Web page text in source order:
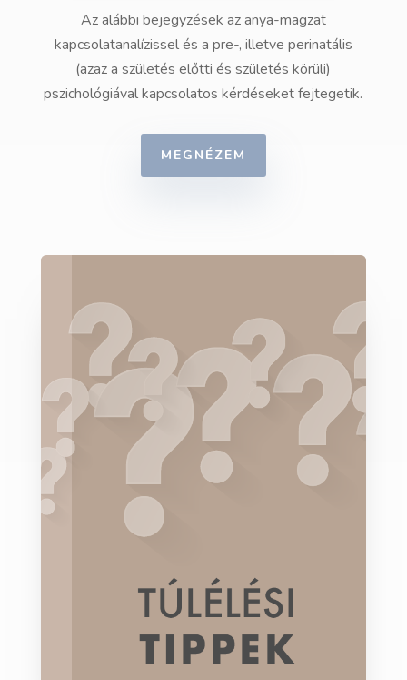
Az alábbi bejegyzések az anya-magzat
kapcsolatanalízissel és a pre-, illetve perinatális
(azaz a születés előtti és születés körüli)
pszichológiával kapcsolatos kérdéseket fejtegetik.
MEGNÉZEM